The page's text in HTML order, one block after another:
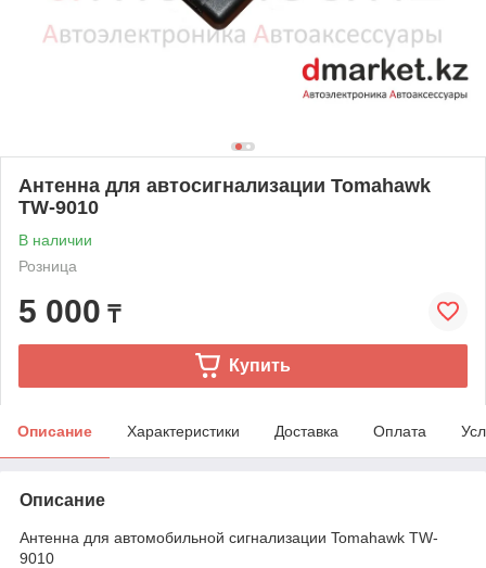
Антенна для автосигнализации Tomahawk
TW-9010
В наличии
Розница
5 000 ₸
Купить
Описание Характеристики Доставка Оплата
Описание
Антенна для автомобильной сигнализации Tomahawk TW-
9010